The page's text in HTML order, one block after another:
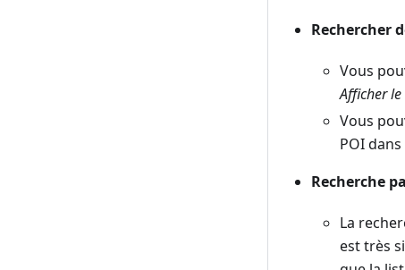
Rechercher
Vous
Afficher le
Vous
POI dans
Recherche
La
est très